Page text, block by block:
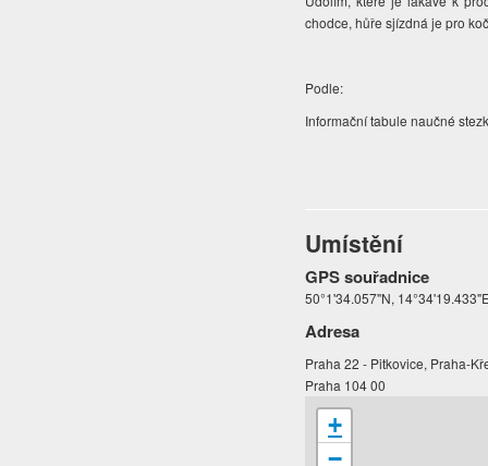
chodce, hůře sjízdná je pro
Podle:
Informační tabule naučné
Umístění
GPS souřadnice
50°1'34.057"N,
Adresa
Praha 22 - Pitkovice, Praha-
Praha 104 00
+
−